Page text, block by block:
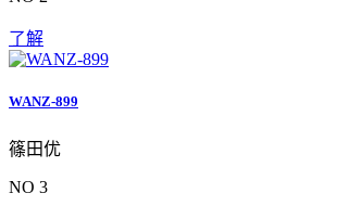
了解
WANZ-899
篠田优
NO 3